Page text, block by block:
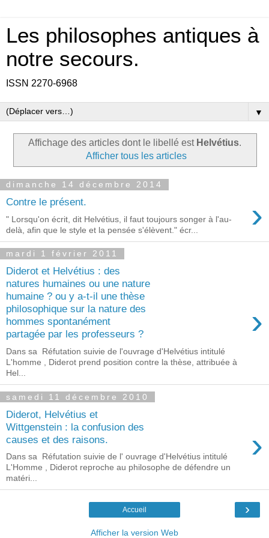
Les philosophes antiques à
notre secours.
ISSN 2270-6968
▼
Affichage des articles dont le libellé est Helvétius.
Afficher tous les articles
dimanche 14 décembre 2014
Contre le présent. ›
" Lorsqu'on écrit, dit Helvétius, il faut toujours songer à l'au-
delà, afin que le style et la pensée s'élèvent." écr...
mardi 1 février 2011
Diderot et Helvétius : des
natures humaines ou une nature
humaine ? ou y a-t-il une thèse
philosophique sur la nature des
hommes spontanément
partagée par les professeurs ?
›
Dans sa Réfutation suivie de l'ouvrage d'Helvétius intitulé
L'homme , Diderot prend position contre la thèse, attribuée à
Hel...
samedi 11 décembre 2010
Diderot, Helvétius et
Wittgenstein : la confusion des
causes et des raisons.
›
Dans sa Réfutation suivie de l' ouvrage d'Helvétius intitulé
L'Homme , Diderot reproche au philosophe de défendre un
matéri...
›
Accueil
Afficher la version Web